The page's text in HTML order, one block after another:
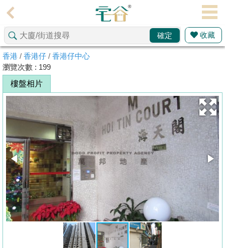
理
主
頁
搵
樓/
成
交
業
主
放
盤
宅
谷
按
確定 收藏
香港 / 香港仔 / 香港仔中心
瀏覽次數 : 199
樓盤相片